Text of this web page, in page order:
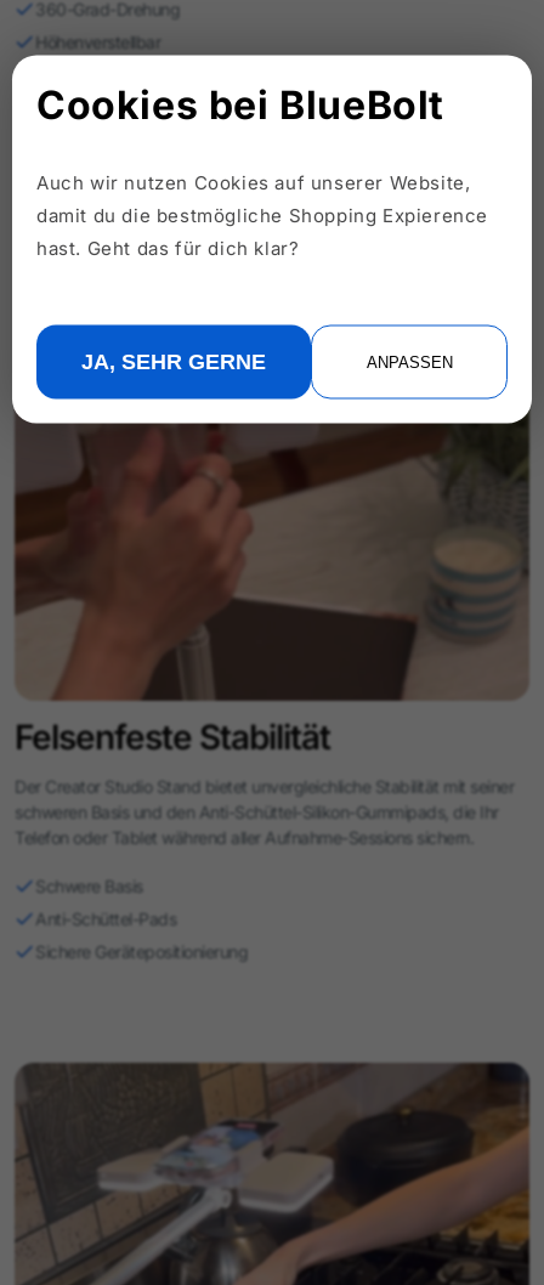
360-Grad-Drehung
Höhenverstellbar
Felsenfeste Stabilität
Der Creator Studio Stand bietet unvergleichliche Stabilität mit seiner
schweren Basis und den Anti-Schüttel-Silikon-Gummipads, die Ihr
Telefon oder Tablet während aller Aufnahme-Sessions sichern.
Schwere Basis
Anti-Schüttel-Pads
Sichere Gerätepositionierung
Cookies bei BlueBolt
Auch wir nutzen Cookies auf unserer Website,
damit du die bestmögliche Shopping Expierence
hast. Geht das für dich klar?
JA, SEHR GERNE ANPASSEN